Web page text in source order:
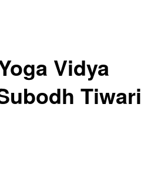
Vidya
Tiwari